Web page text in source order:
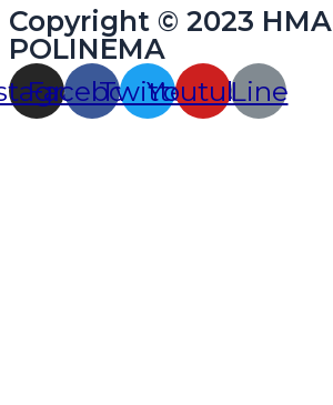
Copyright © 2023 HMA
POLINEMA
Facebook
TwitterYoutubeLine